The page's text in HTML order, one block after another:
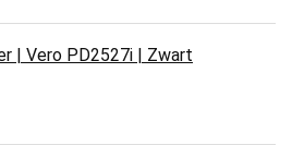
| Vero PD2527i | Zwart